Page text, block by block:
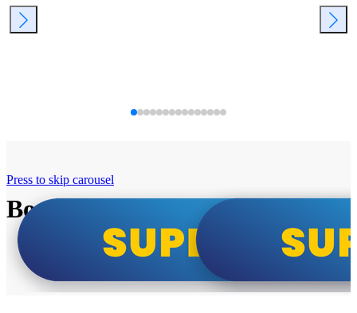
Bosch super cene
Press to skip carousel